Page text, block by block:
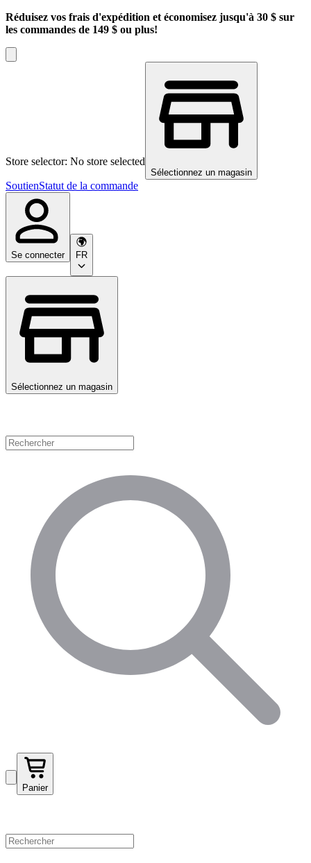
Réduisez vos frais d'expédition et économisez jusqu'à 30 $ sur
les commandes de 149 $ ou plus!
Store selector: No store selected
Sélectionnez un magasin
SoutienStatut de la commande
Se connecter FR
Sélectionnez un magasin
Panier